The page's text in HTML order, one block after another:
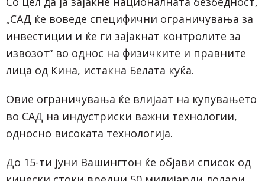
„САД ќе воведе специфични ограничувања за
инвестиции и ќе ги зајакнат контролите за
извозот“ во однос на физичките и правните
лица од Кина, истакна Белата куќа.
Овие ограничувања ќе влијаат на купувањето
во САД на индустриски важни технологии,
односно високата технологија.
До 15-ти јуни Вашингтон ќе објави список од